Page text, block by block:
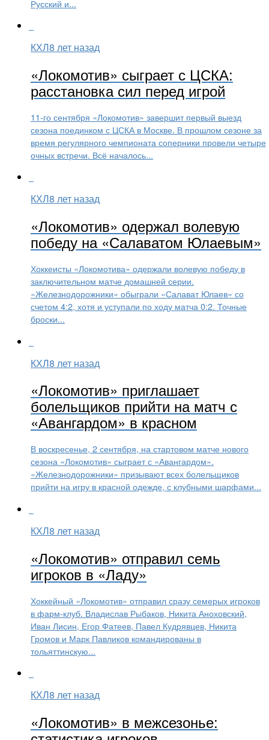
Русский и...
КХЛ8 лет назад
«Локомотив» сыграет с ЦСКА:
расстановка сил перед игрой
11-го сентября «Локомотив» завершит первый выезд
сезона поединком с ЦСКА в Москве. В прошлом сезоне за
время регулярного чемпионата соперники провели четыре
очных встречи. Всё началось...
КХЛ8 лет назад
«Локомотив» одержал волевую
победу на «Салаватом Юлаевым»
Хоккеисты «Локомотива» одержали волевую победу в
заключительном матче домашней серии.
«Железнодорожники» обыграли «Салават Юлаев» со
счетом 4:2, хотя и уступали по ходу матча 0:2. Точные
броски...
КХЛ8 лет назад
«Локомотив» приглашает
болельщиков прийти на матч с
«Авангардом» в красном
В воскресенье, 2 сентября, на стартовом матче нового
сезона «Локомотив» сыграет с «Авангардом».
«Железнодорожники» призывают всех болельщиков
прийти на игру в красной одежде, с клубными шарфами...
КХЛ8 лет назад
«Локомотив» отправил семь
игроков в «Ладу»
Хоккейный «Локомотив» отправил сразу семерых игроков
в фарм-клуб. Владислав Рыбаков, Никита Аноховский,
Иван Лисин, Егор Фатеев, Павел Кудрявцев, Никита
Громов и Марк Павликов командированы в
тольяттинскую...
КХЛ8 лет назад
«Локомотив» в межсезонье: